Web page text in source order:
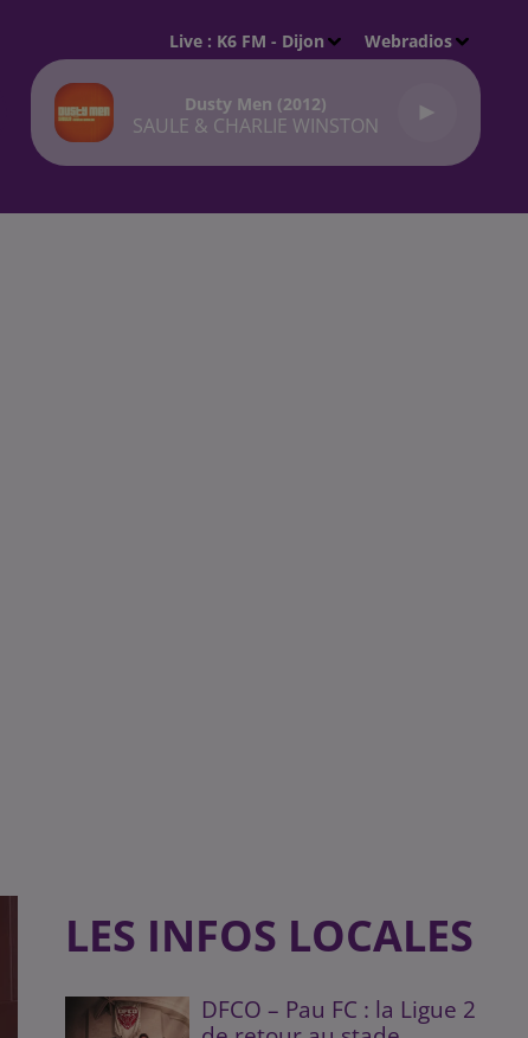
Live : K6 FM - Dijon Webradios
Dusty Men (2012)
SAULE & CHARLIE WINSTON
LES INFOS LOCALES
DFCO – Pau FC : la Ligue 2